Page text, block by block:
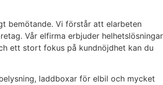
bemötande. Vi förstår att elarbeten
Vår elfirma erbjuder helhetslösningar
ett stort fokus på kundnöjdhet kan du
laddboxar för elbil och mycket